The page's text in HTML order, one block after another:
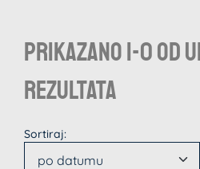
Prikazano 1-0 od
rezultata
Sortiraj:
po datumu